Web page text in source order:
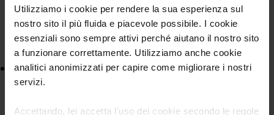
Utilizziamo i cookie per rendere la sua esperienza sul
nostro sito il più fluida e piacevole possibile. I cookie
essenziali sono sempre attivi perché aiutano il nostro sito
a funzionare correttamente. Utilizziamo anche cookie
analitici anonimizzati per capire come migliorare i nostri
servizi.
Accettando, lei accetta l'uso dei cookie secondo le regole
atmosferici e offrono una maggiore
sicurezza.
Servizio di parcheggio con navetta: Per chi
desidera maggiore comodità, il servizio di
navetta gratuita dal parcheggio al terminal